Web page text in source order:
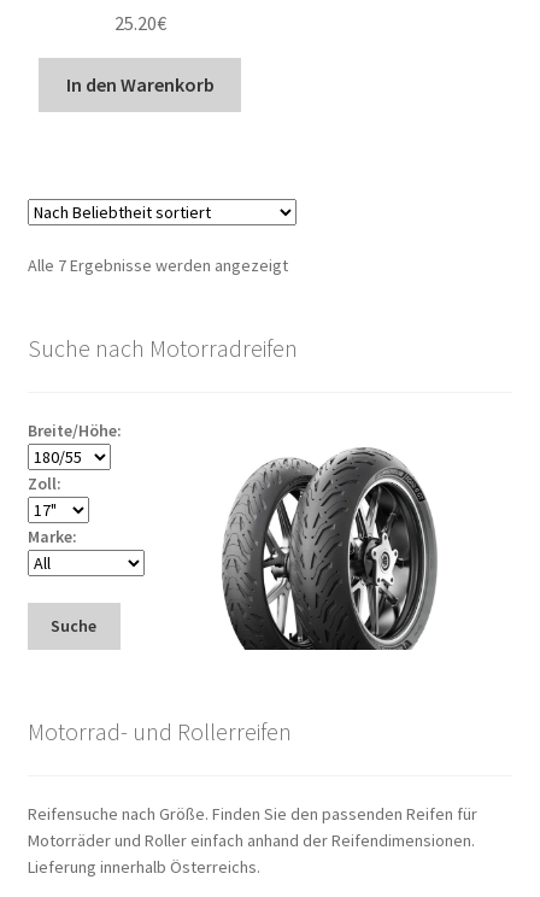
25.20€
In den Warenkorb
Alle 7 Ergebnisse werden angezeigtNach
Suche nach Motorradreifen
Breite/Höhe:
Zoll:
Marke:
Suche
Motorrad- und Rollerreifen
Reifensuche nach Größe. Finden Sie den passenden Reifen für
Motorräder und Roller einfach anhand der Reifendimensionen.
Lieferung innerhalb Österreichs.